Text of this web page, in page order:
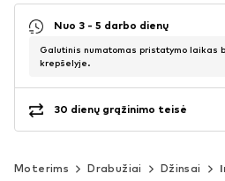
Nuo 3 - 5 darbo dienų
Galutinis numatomas pristatymo laikas
krepšelyje.
30 dienų grąžinimo teisė
Moterims Drabužiai Džinsai